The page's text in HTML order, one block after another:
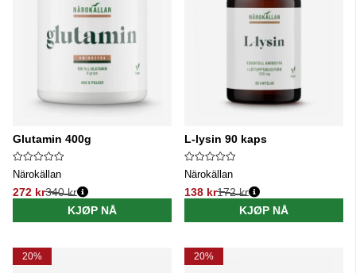
Glutamin 400g
Närokällan
272 kr
Vanlig pris:
340 kr
KJØP NÅ
L-lysin 90 kaps
Närokällan
138 kr
Vanlig pris:
172 kr
KJØP NÅ
20% 20%